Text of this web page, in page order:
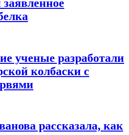
ученые разработали
колбаски с
рассказала, как